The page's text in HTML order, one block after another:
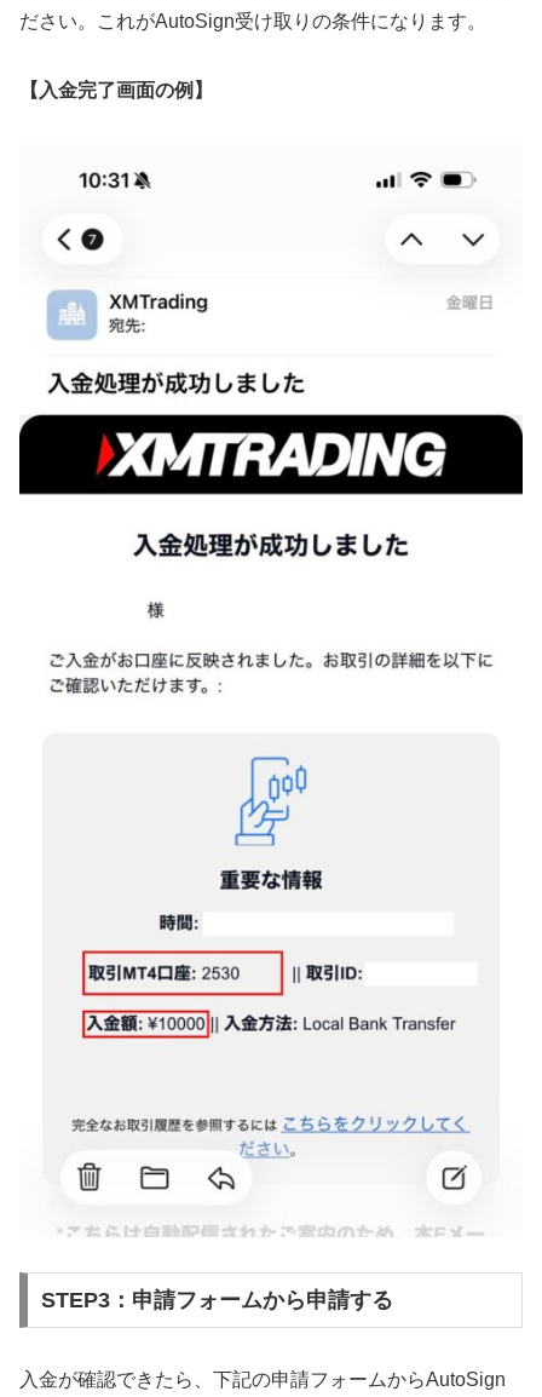
ださい。これがAutoSign受け取りの条件になります。
【入金完了画面の例】
STEP3：申請フォームから申請する
入金が確認できたら、下記の申請フォームからAutoSign